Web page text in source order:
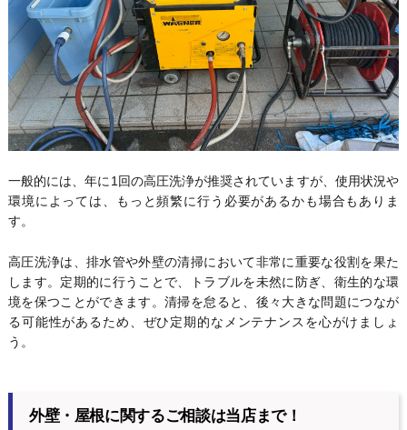
一般的には、年に1回の高圧洗浄が推奨されていますが、使用状況や
環境によっては、もっと頻繁に行う必要があるかも場合もありま
す。
高圧洗浄は、排水管や外壁の清掃において非常に重要な役割を果た
します。定期的に行うことで、トラブルを未然に防ぎ、衛生的な環
境を保つことができます。清掃を怠ると、後々大きな問題につなが
る可能性があるため、ぜひ定期的なメンテナンスを心がけましょ
う。
外壁・屋根に関するご相談は当店まで！